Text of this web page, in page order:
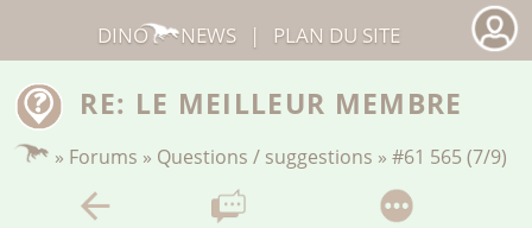
RE: LE MEILLEUR MEMBRE
» Forums » Questions / suggestions »#61 565 (7/9)
DINO NEWS | PLAN DU SITE